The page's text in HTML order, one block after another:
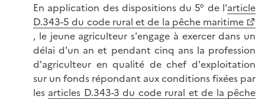
En application des dispositions du 5° de l'article
D.343-5 du code rural et de la pêche maritime
, le jeune agriculteur s'engage à exercer dans un
délai d'un an et pendant cinq ans la profession
d'agriculteur en qualité de chef d'exploitation
sur un fonds répondant aux conditions fixées par
les articles D.343-3 du code rural et de la pêche